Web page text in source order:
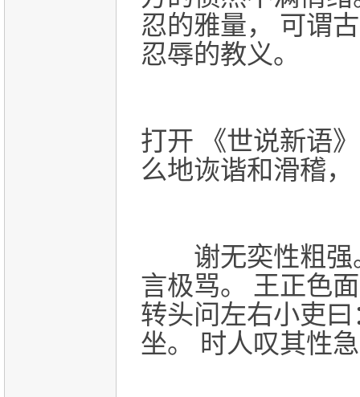
忍的雅量， 可谓
忍辱的教义。
打开 《世说新语
么地诙谐和滑稽
谢无奕性粗强
言极骂。 王正色
转头问左右小吏曰
坐。
时人叹其性